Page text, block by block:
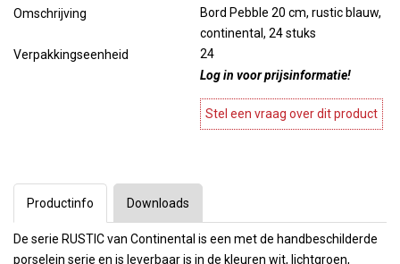
Omschrijving
Bord Pebble 20 cm, rustic blauw,
continental, 24 stuks
Verpakkingseenheid
24
Log in voor prijsinformatie!
Stel een vraag over dit product
Productinfo
De serie RUSTIC van Continental is een met de handbeschilderde
porselein serie en is leverbaar is in de kleuren wit, lichtgroen,
Downloads